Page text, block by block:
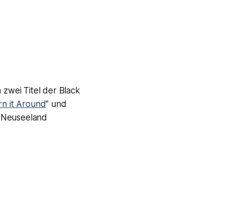
zwei Titel der Black
it Around" und